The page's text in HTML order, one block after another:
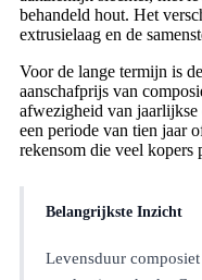
behandeld hout. Het
extrusielaag en de
Voor de lange termijn is
aanschafprijs van
afwezigheid van jaarlijkse
een periode van tien jaar
rekensom die veel kopers
Belangrijkste Inzicht
Levensduur